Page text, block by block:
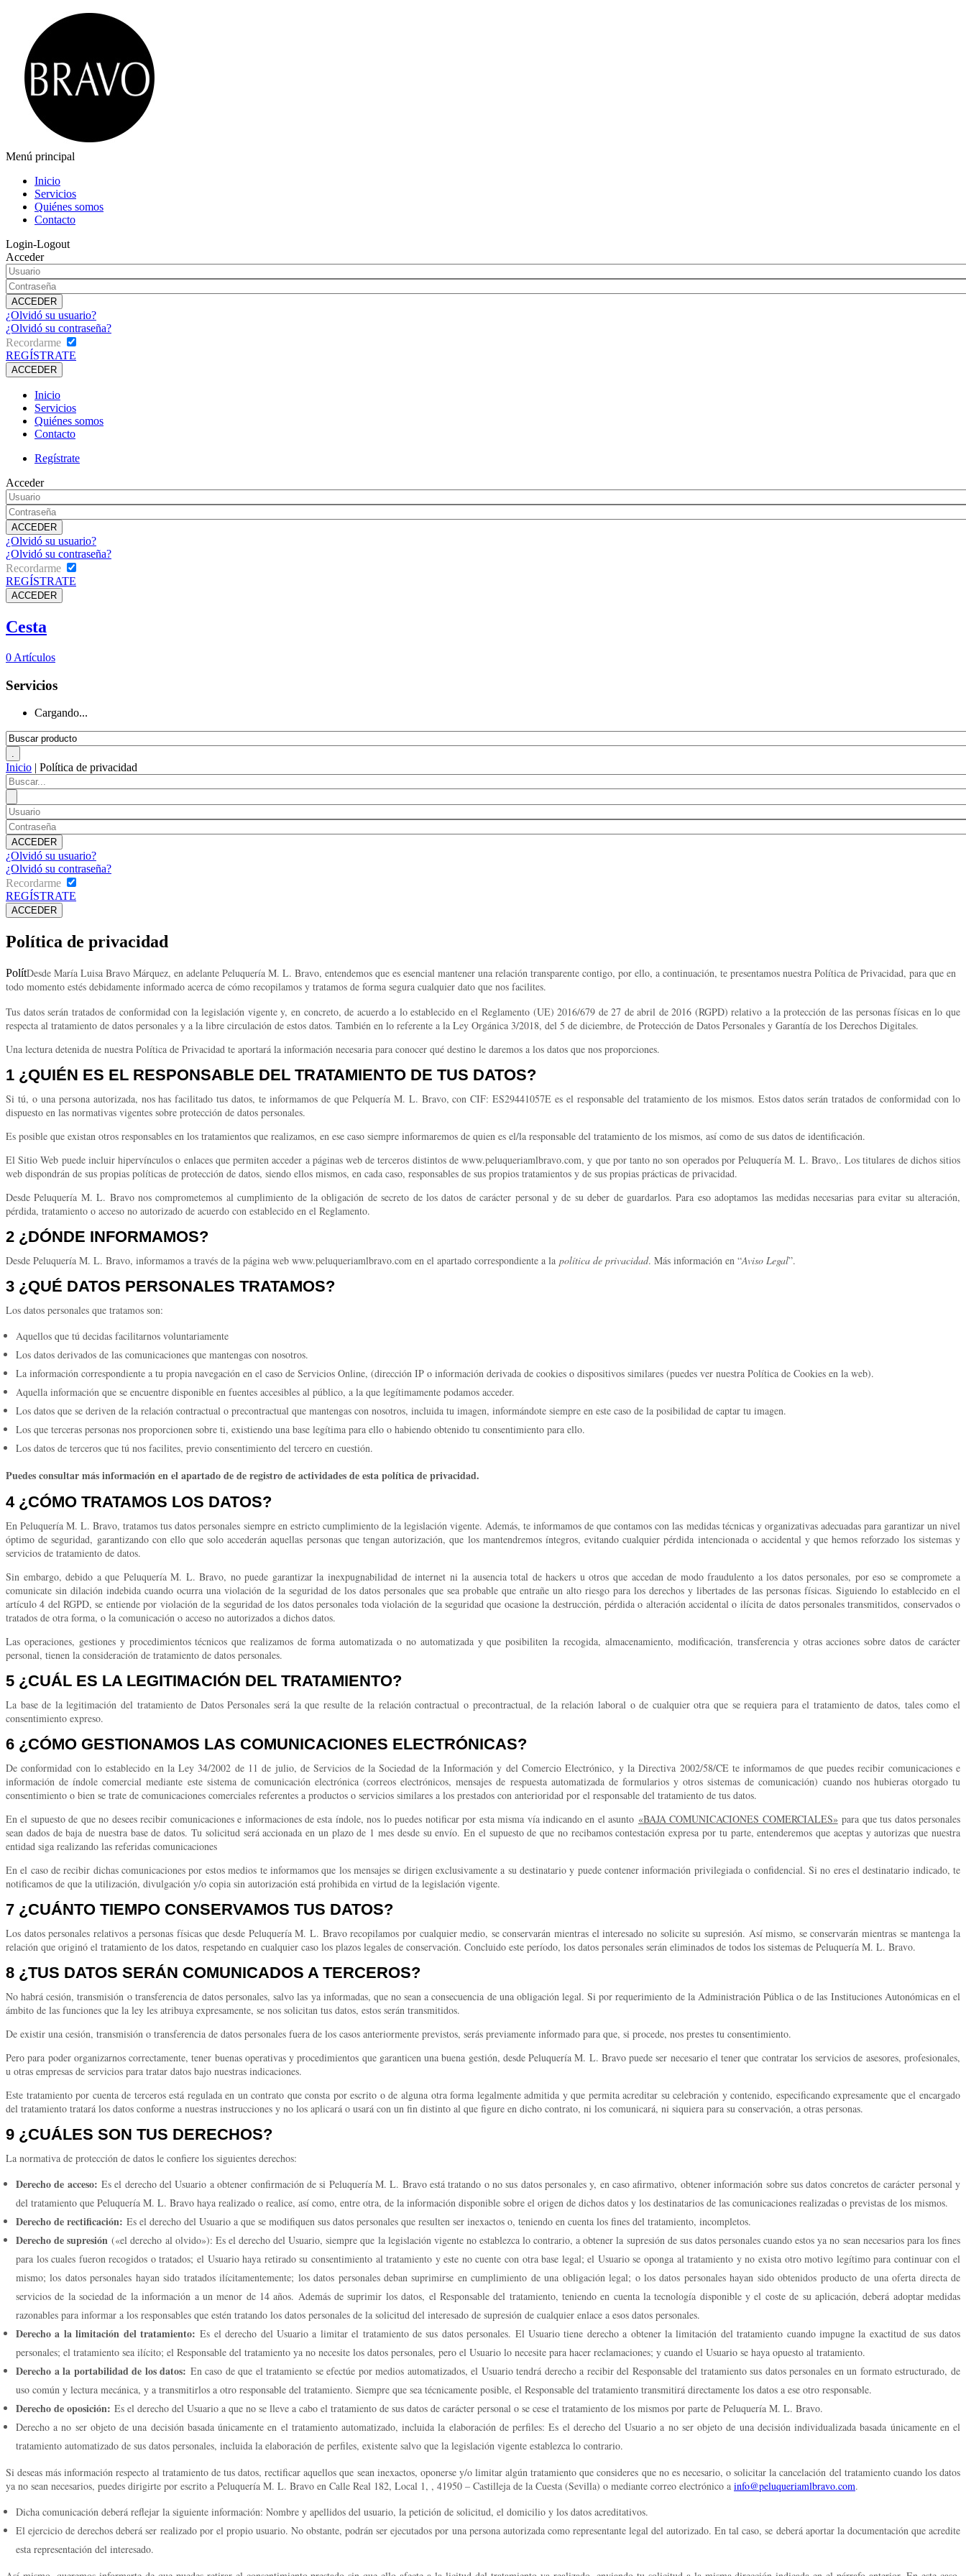
Menú principal
Inicio
Servicios
Quiénes somos
Contacto
Login-Logout
Acceder
¿Olvidó su usuario?
¿Olvidó su contraseña?
Recordarme
REGÍSTRATE
Inicio
Servicios
Quiénes somos
Contacto
Regístrate
Acceder
¿Olvidó su usuario?
¿Olvidó su contraseña?
Recordarme
REGÍSTRATE
Cesta
0 Artículos
Servicios
Cargando...
Inicio | Política de privacidad
¿Olvidó su usuario?
¿Olvidó su contraseña?
Recordarme
REGÍSTRATE
Política de privacidad
PolítDesde María Luisa Bravo Márquez, en adelante Peluquería M. L. Bravo, entendemos que es esencial mantener una relación transparente contigo, por ello, a continuación, te presentamos nuestra Política de Privacidad, para que en
todo momento estés debidamente informado acerca de cómo recopilamos y tratamos de forma segura cualquier dato que nos facilites.
Tus datos serán tratados de conformidad con la legislación vigente y, en concreto, de acuerdo a lo establecido en el Reglamento (UE) 2016/679 de 27 de abril de 2016 (RGPD) relativo a la protección de las personas físicas en lo que
respecta al tratamiento de datos personales y a la libre circulación de estos datos. También en lo referente a la Ley Orgánica 3/2018, del 5 de diciembre, de Protección de Datos Personales y Garantía de los Derechos Digitales.
Una lectura detenida de nuestra Política de Privacidad te aportará la información necesaria para conocer qué destino le daremos a los datos que nos proporciones.
1 ¿QUIÉN ES EL RESPONSABLE DEL TRATAMIENTO DE TUS DATOS?
Si tú, o una persona autorizada, nos has facilitado tus datos, te informamos de que Pelquería M. L. Bravo, con CIF: ES29441057E es el responsable del tratamiento de los mismos. Estos datos serán tratados de conformidad con lo
dispuesto en las normativas vigentes sobre protección de datos personales.
Es posible que existan otros responsables en los tratamientos que realizamos, en ese caso siempre informaremos de quien es el/la responsable del tratamiento de los mismos, así como de sus datos de identificación.
El Sitio Web puede incluir hipervínculos o enlaces que permiten acceder a páginas web de terceros distintos de www.peluqueriamlbravo.com, y que por tanto no son operados por Peluquería M. L. Bravo,. Los titulares de dichos sitios
web dispondrán de sus propias políticas de protección de datos, siendo ellos mismos, en cada caso, responsables de sus propios tratamientos y de sus propias prácticas de privacidad.
Desde Peluquería M. L. Bravo nos comprometemos al cumplimiento de la obligación de secreto de los datos de carácter personal y de su deber de guardarlos. Para eso adoptamos las medidas necesarias para evitar su alteración,
pérdida, tratamiento o acceso no autorizado de acuerdo con establecido en el Reglamento.
2 ¿DÓNDE INFORMAMOS?
Desde Peluquería M. L. Bravo, informamos a través de la página web www.peluqueriamlbravo.com en el apartado correspondiente a la política de privacidad. Más información en “Aviso Legal”.
3 ¿QUÉ DATOS PERSONALES TRATAMOS?
Los datos personales que tratamos son:
Aquellos que tú decidas facilitarnos voluntariamente
Los datos derivados de las comunicaciones que mantengas con nosotros.
La información correspondiente a tu propia navegación en el caso de Servicios Online, (dirección IP o información derivada de cookies o dispositivos similares (puedes ver nuestra Política de Cookies en la web).
Aquella información que se encuentre disponible en fuentes accesibles al público, a la que legítimamente podamos acceder.
Los datos que se deriven de la relación contractual o precontractual que mantengas con nosotros, incluida tu imagen, informándote siempre en este caso de la posibilidad de captar tu imagen.
Los que terceras personas nos proporcionen sobre ti, existiendo una base legítima para ello o habiendo obtenido tu consentimiento para ello.
Los datos de terceros que tú nos facilites, previo consentimiento del tercero en cuestión.
Puedes consultar más información en el apartado de de registro de actividades de esta política de privacidad.
4 ¿CÓMO TRATAMOS LOS DATOS?
En Peluquería M. L. Bravo, tratamos tus datos personales siempre en estricto cumplimiento de la legislación vigente. Además, te informamos de que contamos con las medidas técnicas y organizativas adecuadas para garantizar un nivel
óptimo de seguridad, garantizando con ello que solo accederán aquellas personas que tengan autorización, que los mantendremos íntegros, evitando cualquier pérdida intencionada o accidental y que hemos reforzado los sistemas y
servicios de tratamiento de datos.
Sin embargo, debido a que Peluquería M. L. Bravo, no puede garantizar la inexpugnabilidad de internet ni la ausencia total de hackers u otros que accedan de modo fraudulento a los datos personales, por eso se compromete a
comunicate sin dilación indebida cuando ocurra una violación de la seguridad de los datos personales que sea probable que entrañe un alto riesgo para los derechos y libertades de las personas físicas. Siguiendo lo establecido en el
artículo 4 del RGPD, se entiende por violación de la seguridad de los datos personales toda violación de la seguridad que ocasione la destrucción, pérdida o alteración accidental o ilícita de datos personales transmitidos, conservados o
tratados de otra forma, o la comunicación o acceso no autorizados a dichos datos.
Las operaciones, gestiones y procedimientos técnicos que realizamos de forma automatizada o no automatizada y que posibiliten la recogida, almacenamiento, modificación, transferencia y otras acciones sobre datos de carácter
personal, tienen la consideración de tratamiento de datos personales.
5 ¿CUÁL ES LA LEGITIMACIÓN DEL TRATAMIENTO?
La base de la legitimación del tratamiento de Datos Personales será la que resulte de la relación contractual o precontractual, de la relación laboral o de cualquier otra que se requiera para el tratamiento de datos, tales como el
consentimiento expreso.
6 ¿CÓMO GESTIONAMOS LAS COMUNICACIONES ELECTRÓNICAS?
De conformidad con lo establecido en la Ley 34/2002 de 11 de julio, de Servicios de la Sociedad de la Información y del Comercio Electrónico, y la Directiva 2002/58/CE te informamos de que puedes recibir comunicaciones e
información de índole comercial mediante este sistema de comunicación electrónica (correos electrónicos, mensajes de respuesta automatizada de formularios y otros sistemas de comunicación) cuando nos hubieras otorgado tu
consentimiento o bien se trate de comunicaciones comerciales referentes a productos o servicios similares a los prestados con anterioridad por el responsable del tratamiento de tus datos.
En el supuesto de que no desees recibir comunicaciones e informaciones de esta índole, nos lo puedes notificar por esta misma vía indicando en el asunto «BAJA COMUNICACIONES COMERCIALES» para que tus datos personales
sean dados de baja de nuestra base de datos. Tu solicitud será accionada en un plazo de 1 mes desde su envío. En el supuesto de que no recibamos contestación expresa por tu parte, entenderemos que aceptas y autorizas que nuestra
entidad siga realizando las referidas comunicaciones
En el caso de recibir dichas comunicaciones por estos medios te informamos que los mensajes se dirigen exclusivamente a su destinatario y puede contener información privilegiada o confidencial. Si no eres el destinatario indicado, te
notificamos de que la utilización, divulgación y/o copia sin autorización está prohibida en virtud de la legislación vigente.
7 ¿CUÁNTO TIEMPO CONSERVAMOS TUS DATOS?
Los datos personales relativos a personas físicas que desde Peluquería M. L. Bravo recopilamos por cualquier medio, se conservarán mientras el interesado no solicite su supresión. Así mismo, se conservarán mientras se mantenga la
relación que originó el tratamiento de los datos, respetando en cualquier caso los plazos legales de conservación. Concluido este período, los datos personales serán eliminados de todos los sistemas de Peluquería M. L. Bravo.
8 ¿TUS DATOS SERÁN COMUNICADOS A TERCEROS?
No habrá cesión, transmisión o transferencia de datos personales, salvo las ya informadas, que no sean a consecuencia de una obligación legal. Si por requerimiento de la Administración Pública o de las Instituciones Autonómicas en el
ámbito de las funciones que la ley les atribuya expresamente, se nos solicitan tus datos, estos serán transmitidos.
De existir una cesión, transmisión o transferencia de datos personales fuera de los casos anteriormente previstos, serás previamente informado para que, si procede, nos prestes tu consentimiento.
Pero para poder organizarnos correctamente, tener buenas operativas y procedimientos que garanticen una buena gestión, desde Peluquería M. L. Bravo puede ser necesario el tener que contratar los servicios de asesores, profesionales,
u otras empresas de servicios para tratar datos bajo nuestras indicaciones.
Este tratamiento por cuenta de terceros está regulada en un contrato que consta por escrito o de alguna otra forma legalmente admitida y que permita acreditar su celebración y contenido, especificando expresamente que el encargado
del tratamiento tratará los datos conforme a nuestras instrucciones y no los aplicará o usará con un fin distinto al que figure en dicho contrato, ni los comunicará, ni siquiera para su conservación, a otras personas.
9 ¿CUÁLES SON TUS DERECHOS?
La normativa de protección de datos le confiere los siguientes derechos:
Derecho de acceso: Es el derecho del Usuario a obtener confirmación de si Peluquería M. L. Bravo está tratando o no sus datos personales y, en caso afirmativo, obtener información sobre sus datos concretos de carácter personal y
del tratamiento que Peluquería M. L. Bravo haya realizado o realice, así como, entre otra, de la información disponible sobre el origen de dichos datos y los destinatarios de las comunicaciones realizadas o previstas de los mismos.
Derecho de rectificación: Es el derecho del Usuario a que se modifiquen sus datos personales que resulten ser inexactos o, teniendo en cuenta los fines del tratamiento, incompletos.
Derecho de supresión («el derecho al olvido»): Es el derecho del Usuario, siempre que la legislación vigente no establezca lo contrario, a obtener la supresión de sus datos personales cuando estos ya no sean necesarios para los fines
para los cuales fueron recogidos o tratados; el Usuario haya retirado su consentimiento al tratamiento y este no cuente con otra base legal; el Usuario se oponga al tratamiento y no exista otro motivo legítimo para continuar con el
mismo; los datos personales hayan sido tratados ilícitamentemente; los datos personales deban suprimirse en cumplimiento de una obligación legal; o los datos personales hayan sido obtenidos producto de una oferta directa de
servicios de la sociedad de la información a un menor de 14 años. Además de suprimir los datos, el Responsable del tratamiento, teniendo en cuenta la tecnología disponible y el coste de su aplicación, deberá adoptar medidas
razonables para informar a los responsables que estén tratando los datos personales de la solicitud del interesado de supresión de cualquier enlace a esos datos personales.
Derecho a la limitación del tratamiento: Es el derecho del Usuario a limitar el tratamiento de sus datos personales. El Usuario tiene derecho a obtener la limitación del tratamiento cuando impugne la exactitud de sus datos
personales; el tratamiento sea ilícito; el Responsable del tratamiento ya no necesite los datos personales, pero el Usuario lo necesite para hacer reclamaciones; y cuando el Usuario se haya opuesto al tratamiento.
Derecho a la portabilidad de los datos: En caso de que el tratamiento se efectúe por medios automatizados, el Usuario tendrá derecho a recibir del Responsable del tratamiento sus datos personales en un formato estructurado, de
uso común y lectura mecánica, y a transmitirlos a otro responsable del tratamiento. Siempre que sea técnicamente posible, el Responsable del tratamiento transmitirá directamente los datos a ese otro responsable.
Derecho de oposición: Es el derecho del Usuario a que no se lleve a cabo el tratamiento de sus datos de carácter personal o se cese el tratamiento de los mismos por parte de Peluquería M. L. Bravo.
Derecho a no ser objeto de una decisión basada únicamente en el tratamiento automatizado, incluida la elaboración de perfiles: Es el derecho del Usuario a no ser objeto de una decisión individualizada basada únicamente en el
tratamiento automatizado de sus datos personales, incluida la elaboración de perfiles, existente salvo que la legislación vigente establezca lo contrario.
Si deseas más información respecto al tratamiento de tus datos, rectificar aquellos que sean inexactos, oponerse y/o limitar algún tratamiento que consideres que no es necesario, o solicitar la cancelación del tratamiento cuando los datos
ya no sean necesarios, puedes dirigirte por escrito a Peluquería M. L. Bravo en Calle Real 182, Local 1, , 41950 – Castilleja de la Cuesta (Sevilla) o mediante correo electrónico a info@peluqueriamlbravo.com.
Dicha comunicación deberá reflejar la siguiente información: Nombre y apellidos del usuario, la petición de solicitud, el domicilio y los datos acreditativos.
El ejercicio de derechos deberá ser realizado por el propio usuario. No obstante, podrán ser ejecutados por una persona autorizada como representante legal del autorizado. En tal caso, se deberá aportar la documentación que acredite
esta representación del interesado.